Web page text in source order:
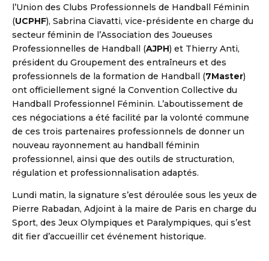
l’Union des Clubs Professionnels de Handball Féminin
(UCPHF), Sabrina Ciavatti, vice-présidente en charge du
secteur féminin de l’Association des Joueuses
Professionnelles de Handball (AJPH) et Thierry Anti,
président du Groupement des entraîneurs et des
professionnels de la formation de Handball (7Master)
ont officiellement signé la Convention Collective du
Handball Professionnel Féminin. L’aboutissement de
ces négociations a été facilité par la volonté commune
de ces trois partenaires professionnels de donner un
nouveau rayonnement au handball féminin
professionnel, ainsi que des outils de structuration,
régulation et professionnalisation adaptés.
Lundi matin, la signature s’est déroulée sous les yeux de
Pierre Rabadan, Adjoint à la maire de Paris en charge du
Sport, des Jeux Olympiques et Paralympiques, qui s’est
dit fier d’accueillir cet événement historique.